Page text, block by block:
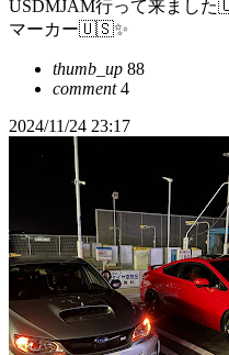
USDMJAM行って来まし
マーカー🇺🇸✨
thumb_up 88
comment4
2024/11/24 23:17